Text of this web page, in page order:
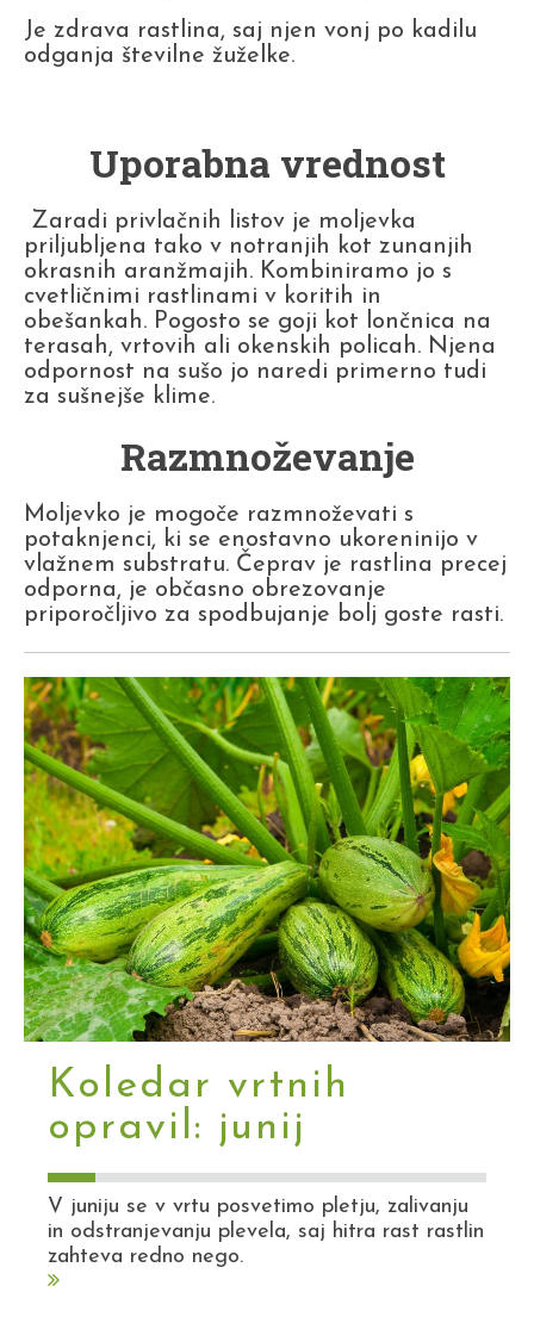
Je zdrava rastlina, saj njen vonj po kadilu
odganja številne žuželke.
Uporabna vrednost
Zaradi privlačnih listov je moljevka
priljubljena tako v notranjih kot zunanjih
okrasnih aranžmajih. Kombiniramo jo s
cvetličnimi rastlinami v koritih in
obešankah. Pogosto se goji kot lončnica na
terasah, vrtovih ali okenskih policah. Njena
odpornost na sušo jo naredi primerno tudi
za sušnejše klime.
Razmnoževanje
Moljevko je mogoče razmnoževati s
potaknjenci, ki se enostavno ukoreninijo v
vlažnem substratu. Čeprav je rastlina precej
odporna, je občasno obrezovanje
priporočljivo za spodbujanje bolj goste rasti.
Koledar vrtnih
opravil: junij
V juniju se v vrtu posvetimo pletju, zalivanju
in odstranjevanju plevela, saj hitra rast rastlin
zahteva redno nego.